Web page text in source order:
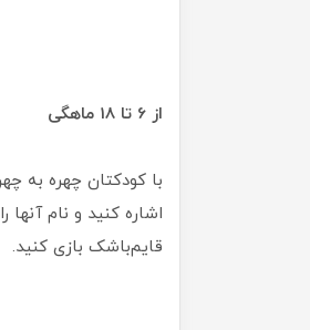
از 6 تا 18 ماهگی
با کودکتان چهره به
اشاره کنید و نام
قایم‌باشک بازی کنید.